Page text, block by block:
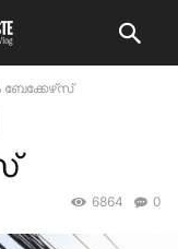
ബേക്കേഴ്‌സ്
0
6864